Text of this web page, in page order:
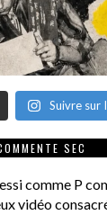
Suivre sur
SEC
comme P
vidéo